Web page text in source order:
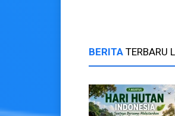
BERITA TERBARU